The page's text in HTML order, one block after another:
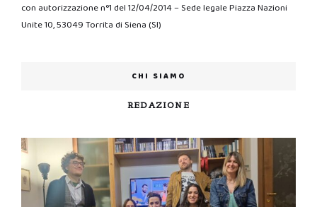
con autorizzazione n°1 del 12/04/2014 – Sede legale Piazza Nazioni
Unite 10, 53049 Torrita di Siena (SI)
CHI SIAMO
REDAZIONE